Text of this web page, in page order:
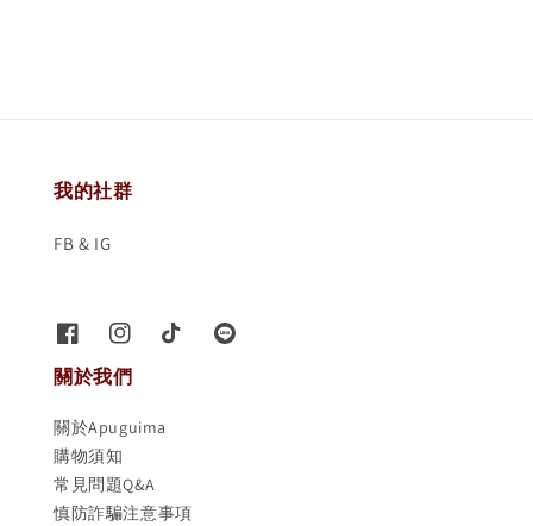
我的社群
FB & IG
關於我們
關於Apuguima
購物須知
常見問題Q&A
慎防詐騙注意事項